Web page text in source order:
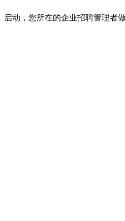
启动，您所在的企业招聘管理者